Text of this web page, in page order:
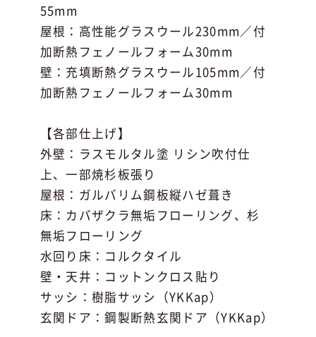
55mm
屋根：高性能グラスウール230mm／付
加断熱フェノールフォーム30mm
壁：充填断熱グラスウール105mm／付
加断熱フェノールフォーム30mm
【各部仕上げ】
外壁：ラスモルタル塗 リシン吹付仕
上、一部焼杉板張り
屋根：ガルバリム鋼板縦ハゼ葺き
床：カバザクラ無垢フローリング、杉
無垢フローリング
水回り床：コルクタイル
壁・天井：コットンクロス貼り
サッシ：樹脂サッシ（YKKap）
玄関ドア：鋼製断熱玄関ドア（YKKap）